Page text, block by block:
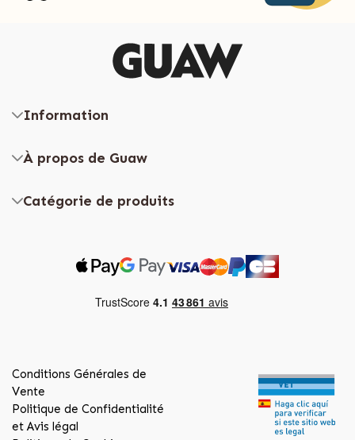
Information
À propos de Guaw
Catégorie de produits
Conditions Générales de
Vente
Politique de Confidentialité
et Avis légal